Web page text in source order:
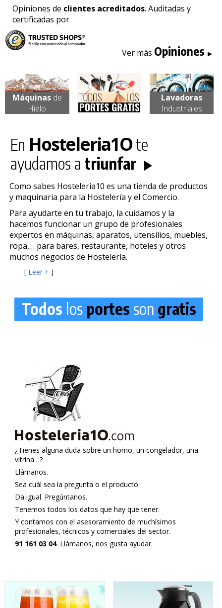
Opiniones de clientes acreditados. Auditadas y
certificadas por
Ver más Opiniones ▶
Máquinasde
Hielo
Lavadoras
Industriales
En Hosteleria1Ote
ayudamos a triunfar
Como sabes Hosteleria10 es una tienda de productos
y maquinaria para la Hostelería y el Comercio.
Para ayudarte en tu trabajo, la cuidamos y la
hacemos funcionar un grupo de profesionales
expertos en máquinas, aparatos, utensilios, muebles,
ropa,… para bares, restaurante, hoteles y otros
muchos negocios de Hostelería.
[ Leer + ]
Todos los portes son gratis
¿Tienes alguna duda sobre un horno, un congelador, una
vitrina…?
Llámanos.
Sea cuál sea la pregunta o el producto.
Da igual. Pregúntanos.
Tenemos todos los datos que hay que tener.
Y contamos con el asesoramiento de muchísimos
profesionales, técnicos y comerciales del sector.
91 161 03 04. Llámanos, nos gusta ayudar.